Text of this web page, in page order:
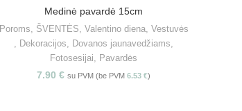
PASIRINKITE SAVYBES
Medinė pavardė 15cm
Poroms, ŠVENTĖS, Valentino diena, Vestuvės
, Dekoracijos, Dovanos jaunavedžiams,
Fotosesijai, Pavardės
7.90€ su PVM (be PVM6.53€)